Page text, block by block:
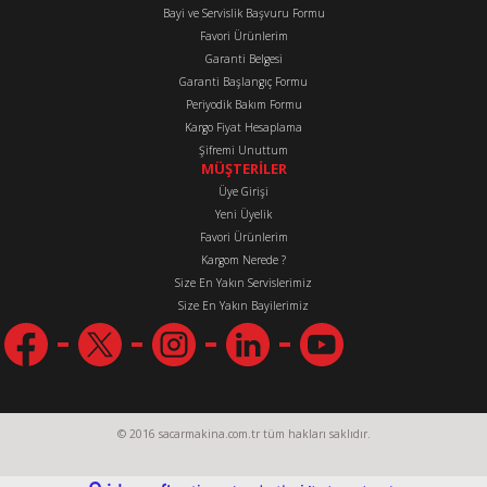
Gönder
Bayi ve Servislik Başvuru Formu
Favori Ürünlerim
Garanti Belgesi
Garanti Başlangıç Formu
Periyodik Bakım Formu
Kargo Fiyat Hesaplama
Şifremi Unuttum
MÜŞTERİLER
Üye Girişi
Yeni Üyelik
Favori Ürünlerim
Kargom Nerede ?
Size En Yakın Servislerimiz
Size En Yakın Bayilerimiz
© 2016 sacarmakina.com.tr tüm hakları saklıdır.